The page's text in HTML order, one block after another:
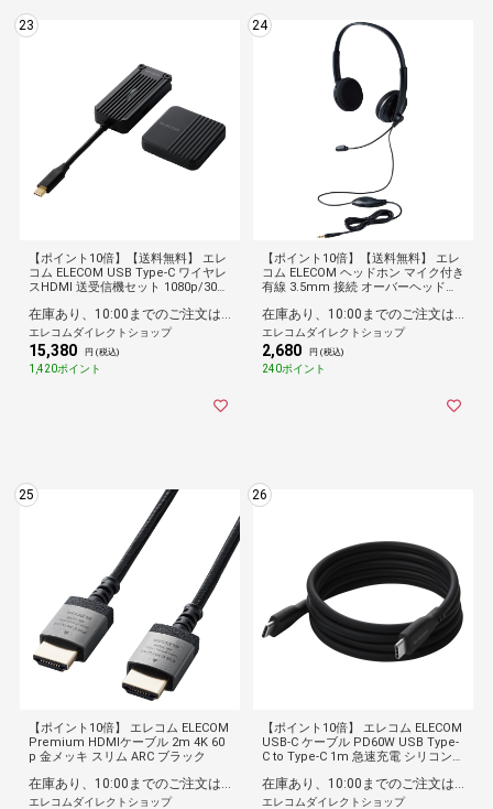
23
【ポイント10倍】【送料無料】 エレ
コム ELECOM USB Type-C ワイヤレ
スHDMI 送受信機セット 1080p/30m
レビ/PC/スマホ対応 ブラック
在庫あり、10:00までのご注文は最短即日発送
エレコムダイレクトショップ
15,380 円 (税込)
1,420ポイント
24
【ポイント10倍】【送料無料】 エレ
コム ELECOM ヘッドホン マイク付き
有線 3.5mm 接続 オーバーヘッドタ
在庫あり、10:00までのご注文は最短即日発送
エレコムダイレクトショップ
2,680 円 (税込)
240ポイント
25
【ポイント10倍】 エレコム ELECOM
Premium HDMIケーブル 2m 4K 60
p 金メッキ スリム ARC ブラック
在庫あり、10:00までのご注文は最短即日発送
エレコムダイレクトショップ
26
【ポイント10倍】 エレコム ELECOM
USB-C ケーブル PD60W USB Type-
C to Type-C 1m 急速充電 シリコン
石 でくるっとまとまる 持ち運び便利
形状記憶 ブラック
在庫あり、10:00までのご注文は最短即日発送
エレコムダイレクトショップ